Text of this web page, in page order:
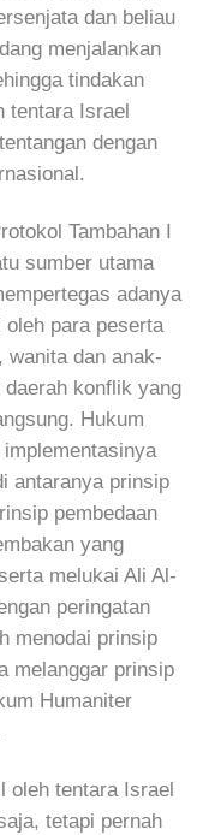
dan beliau
menjalankan
tindakan
tentara Israel
dengan
Tambahan I
sumber utama
adanya
para peserta
wanita dan anak-
konflik yang
Hukum
antaranya prinsip
pembedaan
yang
melukai Ali Al-
peringatan
menodai prinsip
melanggar prinsip
Humaniter
oleh tentara Israel
tetapi pernah